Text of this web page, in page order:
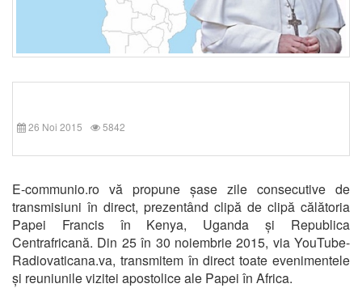
26 Noi 2015 5842
E-communio.ro vă propune șase zile consecutive de
transmisiuni în direct, prezentând clipă de clipă călătoria
Papei Francis în Kenya, Uganda și Republica
Centrafricană. Din 25 în 30 noiembrie 2015, via YouTube-
Radiovaticana.va, transmitem în direct toate evenimentele
și reuniunile vizitei apostolice ale Papei în Africa.